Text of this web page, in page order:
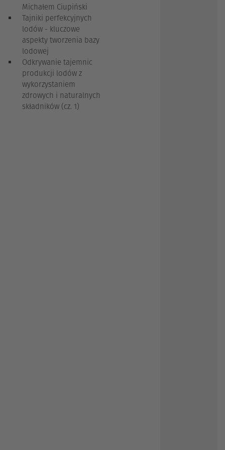
Michałem Ciupiński
Tajniki perfekcyjnych
lodów - kluczowe
aspekty tworzenia bazy
lodowej
Odkrywanie tajemnic
produkcji lodów z
wykorzystaniem
zdrowych i naturalnych
składników (cz. 1)